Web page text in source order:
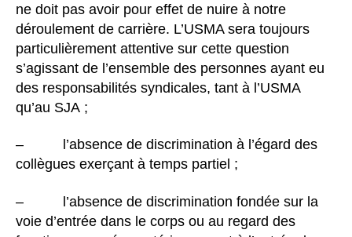
ne doit pas avoir pour effet de nuire à notre
déroulement de carrière. L’USMA sera toujours
particulièrement attentive sur cette question
s’agissant de l’ensemble des personnes ayant eu
des responsabilités syndicales, tant à l’USMA
qu’au SJA ;
– l’absence de discrimination à l’égard des
collègues exerçant à temps partiel ;
– l’absence de discrimination fondée sur la
voie d’entrée dans le corps ou au regard des